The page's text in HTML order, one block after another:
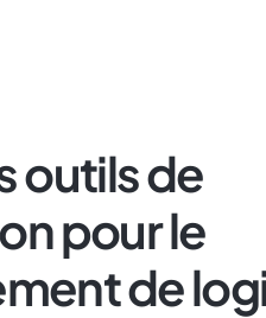
outils de
pour le
de